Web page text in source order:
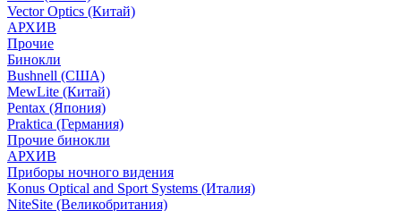
Vector Optics (Китай)
АРХИВ
Прочие
Бинокли
Bushnell (США)
MewLite (Китай)
Pentax (Япония)
Praktica (Германия)
Прочие бинокли
АРХИВ
Приборы ночного видения
Konus Optical and Sport Systems (Италия)
NiteSite (Великобритания)